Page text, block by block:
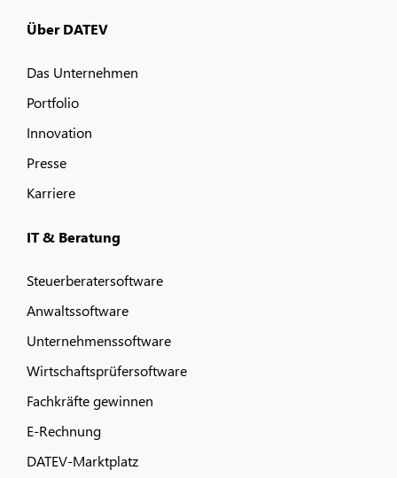
Über DATEV
Das Unternehmen
Portfolio
Innovation
Presse
Karriere
IT & Beratung
Steuerberatersoftware
Anwaltssoftware
Unternehmenssoftware
Wirtschaftsprüfersoftware
Fachkräfte gewinnen
E-Rechnung
DATEV-Marktplatz